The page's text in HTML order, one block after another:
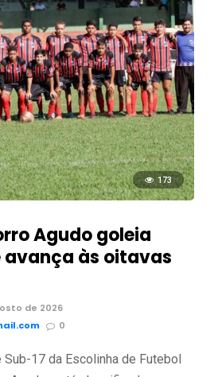
173
Agudo goleia
avança às oitavas
de 2026
0
17 da Escolinha de Futebol